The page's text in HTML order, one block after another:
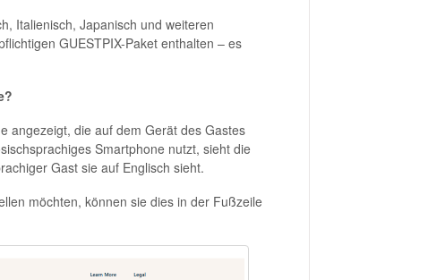
Italienisch, Japanisch und weiteren
GUESTPIX-Paket enthalten – es
angezeigt, die auf dem Gerät des Gastes
Smartphone nutzt, sieht die
Gast sie auf Englisch sieht.
möchten, können sie dies in der Fußzeile